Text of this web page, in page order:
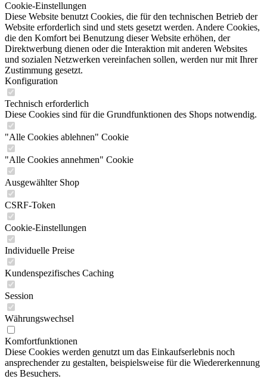
Cookie-Einstellungen
Diese Website benutzt Cookies, die für den technischen Betrieb der
Website erforderlich sind und stets gesetzt werden. Andere Cookies,
die den Komfort bei Benutzung dieser Website erhöhen, der
Direktwerbung dienen oder die Interaktion mit anderen Websites
und sozialen Netzwerken vereinfachen sollen, werden nur mit Ihrer
Zustimmung gesetzt.
Konfiguration
Technisch erforderlich
Diese Cookies sind für die Grundfunktionen des Shops notwendig.
"Alle Cookies ablehnen" Cookie
"Alle Cookies annehmen" Cookie
Ausgewählter Shop
CSRF-Token
Cookie-Einstellungen
Individuelle Preise
Kundenspezifisches Caching
Session
Währungswechsel
Komfortfunktionen
Diese Cookies werden genutzt um das Einkaufserlebnis noch
ansprechender zu gestalten, beispielsweise für die Wiedererkennung
des Besuchers.